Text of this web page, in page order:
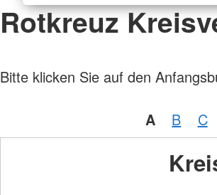
Rotkreuz
Bitte klicken Sie auf den
A B C